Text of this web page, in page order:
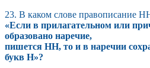
23. В каком слове правописание
«Если в прилагательном или
образовано наречие,
пишется НН, то и в наречии
букв Н»?